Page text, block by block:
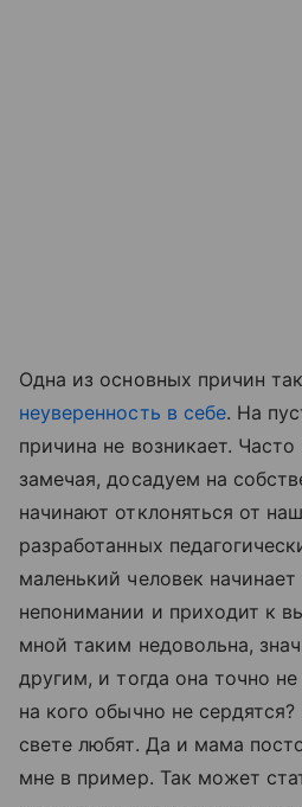
Одна из основных причин
неуверенность в себе. На
причина не возникает.
замечая, досадуем на
начинают отклоняться от
разработанных
маленький человек
непонимании и приходит к
мной таким недовольна,
другим, и тогда она точно
на кого обычно не
свете любят. Да и мама
мне в пример. Так может